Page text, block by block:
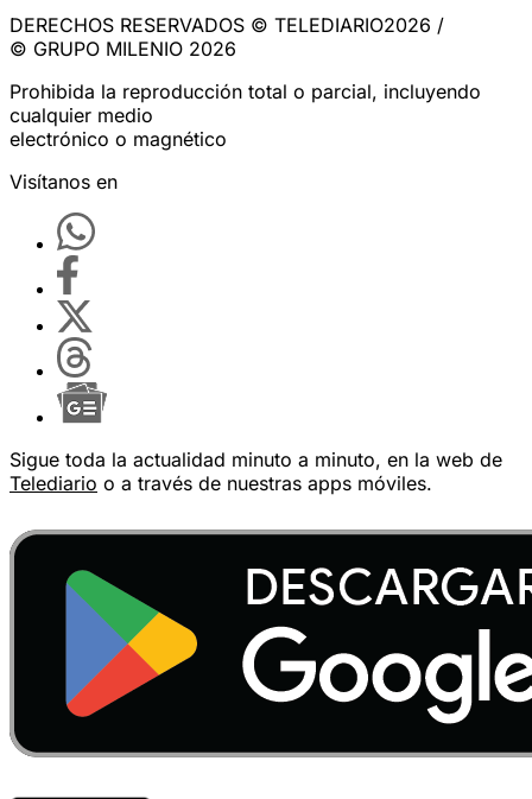
DERECHOS RESERVADOS © TELEDIARIO2026 /
© GRUPO MILENIO 2026
Prohibida la reproducción total o parcial, incluyendo
cualquier medio
electrónico o magnético
Visítanos en
Sigue toda la actualidad minuto a minuto, en la web de
Telediario o a través de nuestras apps móviles.